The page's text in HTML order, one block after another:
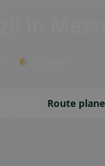
🌤 Terrasse
Route